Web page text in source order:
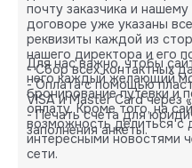
почту заказчика и
договоре уже указаны
реквизиты каждой из
нашего директора и его
- Сбор всех контактных
- Оплата с помощью
VISA и Master Card через
- Печать счета для
заполнения анкеты.
Для нас важно, чтобы
него каждый желающий
бронирование путевки и
оплату. Кроме того, на
возможность делиться с
интересными новостями
сети.